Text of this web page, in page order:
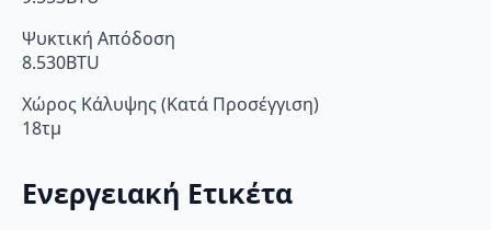
Ψυκτική Απόδοση
8.530BTU
Χώρος Κάλυψης (Κατά Προσέγγιση)
18τμ
Ενεργειακή Ετικέτα